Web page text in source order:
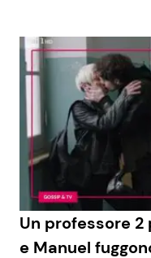
Info
Chi siamo
Disclaimer e Privacy
Redazione
Contattaci
Pubblicità
Privacy Policy
Un professore
e Manuel